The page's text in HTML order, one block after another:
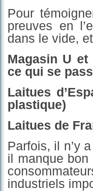
Pour
preuves en
dans le vide,
Magasin U
ce qui se
Laitues
plastique)
Laitues de
Parfois, il n’y
il manque bon
industriels